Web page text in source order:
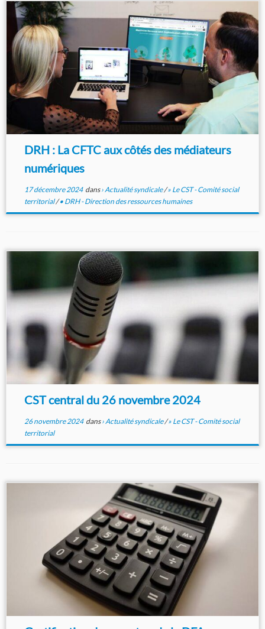
DRH : La CFTC aux côtés des médiateurs
numériques
17 décembre 2024dans› Actualité syndicale/» Le CST - Comité social
territorial/• DRH - Direction des ressources humaines
CST central du 26 novembre 2024
26 novembre 2024dans› Actualité syndicale/» Le CST - Comité social
territorial